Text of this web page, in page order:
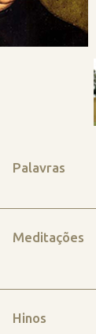
Palavras
Meditações
Hinos